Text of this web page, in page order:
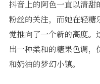
机构写真
海外写真
足控资源
抖音上的阿色一直以清甜
粉丝的关注，而她在轻糖
觉推向了一个新的高度。
出一种柔和的糖果色调
和奶油的梦幻小镇。